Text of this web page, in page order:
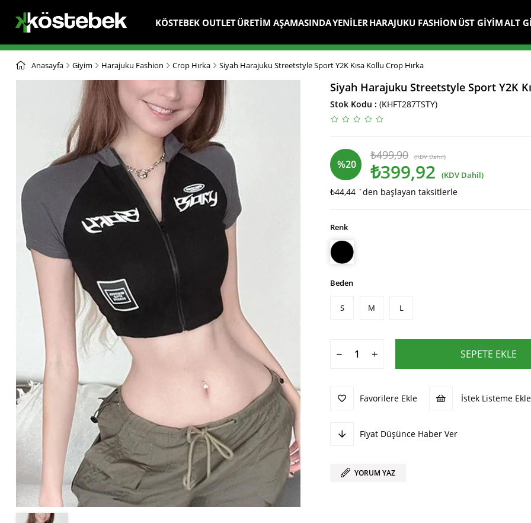
KÖSTEBEK OUTLETÜRETİM AŞAMASINDAYENİLER HARAJUKU FASHİON ÜST GİYİMALT
Anasayfa Giyim Harajuku Fashion Crop Hırka Siyah Harajuku Streetstyle Sport Y2K Kısa Kollu Crop Hırka
Siyah Harajuku Streetstyle Sport Y2K
Stok Kodu (KHFT287TSTY)
%20
İndirim
₺499,90 (KDV Dahil)
₺399,92 (KDV Dahil)
₺44,44 `den başlayan taksitlerle
Renk
Beden
S M L
Favorilere Ekle İstek Listeme Ekle
Fiyat Düşünce Haber Ver
YORUM YAZ